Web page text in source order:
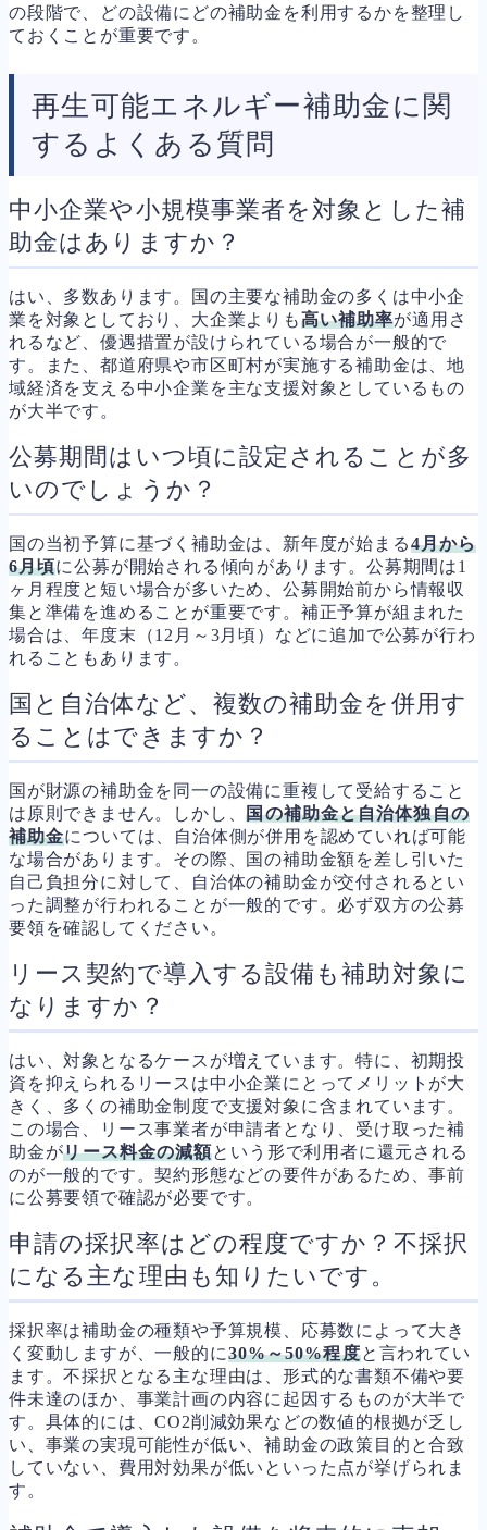
の段階で、どの設備にどの補助金を利用するかを整理し
ておくことが重要です。
再生可能エネルギー補助金に関
するよくある質問
中小企業や小規模事業者を対象とした補
助金はありますか？
はい、多数あります。国の主要な補助金の多くは中小企
業を対象としており、大企業よりも高い補助率が適用さ
れるなど、優遇措置が設けられている場合が一般的で
す。また、都道府県や市区町村が実施する補助金は、地
域経済を支える中小企業を主な支援対象としているもの
が大半です。
公募期間はいつ頃に設定されることが多
いのでしょうか？
国の当初予算に基づく補助金は、新年度が始まる4月から
6月頃に公募が開始される傾向があります。公募期間は1
ヶ月程度と短い場合が多いため、公募開始前から情報収
集と準備を進めることが重要です。補正予算が組まれた
場合は、年度末（12月～3月頃）などに追加で公募が行わ
れることもあります。
国と自治体など、複数の補助金を併用す
ることはできますか？
国が財源の補助金を同一の設備に重複して受給すること
は原則できません。しかし、国の補助金と自治体独自の
補助金については、自治体側が併用を認めていれば可能
な場合があります。その際、国の補助金額を差し引いた
自己負担分に対して、自治体の補助金が交付されるとい
った調整が行われることが一般的です。必ず双方の公募
要領を確認してください。
リース契約で導入する設備も補助対象に
なりますか？
はい、対象となるケースが増えています。特に、初期投
資を抑えられるリースは中小企業にとってメリットが大
きく、多くの補助金制度で支援対象に含まれています。
この場合、リース事業者が申請者となり、受け取った補
助金がリース料金の減額という形で利用者に還元される
のが一般的です。契約形態などの要件があるため、事前
に公募要領で確認が必要です。
申請の採択率はどの程度ですか？不採択
になる主な理由も知りたいです。
採択率は補助金の種類や予算規模、応募数によって大き
く変動しますが、一般的に30%～50%程度と言われてい
ます。不採択となる主な理由は、形式的な書類不備や要
件未達のほか、事業計画の内容に起因するものが大半で
す。具体的には、CO2削減効果などの数値的根拠が乏し
い、事業の実現可能性が低い、補助金の政策目的と合致
していない、費用対効果が低いといった点が挙げられま
す。